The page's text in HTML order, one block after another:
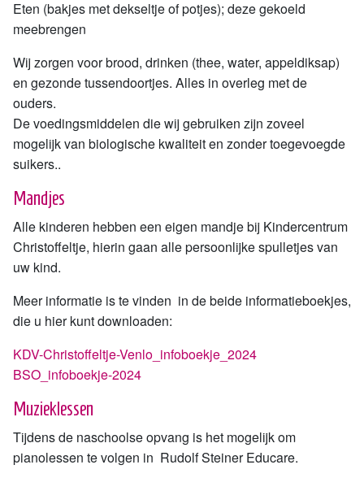
Eten (bakjes met dekseltje of potjes); deze gekoeld
meebrengen
Wij zorgen voor brood, drinken (thee, water, appeldiksap)
en gezonde tussendoortjes. Alles in overleg met de
ouders.
De voedingsmiddelen die wij gebruiken zijn zoveel
mogelijk van biologische kwaliteit en zonder toegevoegde
suikers..
Mandjes
Alle kinderen hebben een eigen mandje bij Kindercentrum
Christoffeltje, hierin gaan alle persoonlijke spulletjes van
uw kind.
Meer informatie is te vinden in de beide informatieboekjes,
die u hier kunt downloaden:
KDV-Christoffeltje-Venlo_infoboekje_2024
BSO_infoboekje-2024
Muzieklessen
Tijdens de naschoolse opvang is het mogelijk om
pianolessen te volgen in Rudolf Steiner Educare.